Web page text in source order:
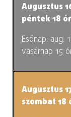
Augusztus
péntek 18
Esőnap: aug.
vasárnap 15
Augusztus
szombat 18